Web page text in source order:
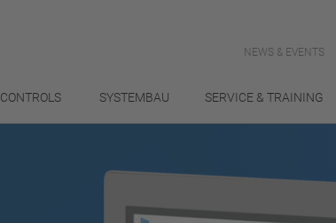
NEWS & EVENTS
CONTROLS SYSTEMBAU SERVICE & TRAINING